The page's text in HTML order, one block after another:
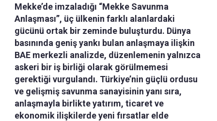
Mekke’de imzaladığı “Mekke Savunma
Anlaşması”, üç ülkenin farklı alanlardaki
gücünü ortak bir zeminde buluşturdu. Dünya
basınında geniş yankı bulan anlaşmaya ilişkin
BAE merkezli analizde, düzenlemenin yalnızca
askeri bir iş birliği olarak görülmemesi
gerektiği vurgulandı. Türkiye’nin güçlü ordusu
ve gelişmiş savunma sanayisinin yanı sıra,
anlaşmayla birlikte yatırım, ticaret ve
ekonomik ilişkilerde yeni fırsatlar elde